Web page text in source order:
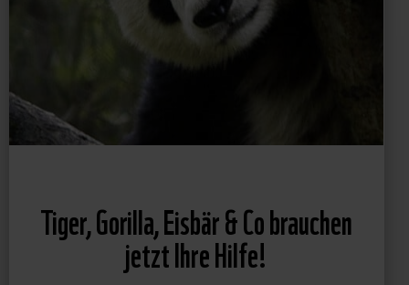
Tiger, Gorilla, Eisbär & Co brauchen
jetzt Ihre Hilfe!